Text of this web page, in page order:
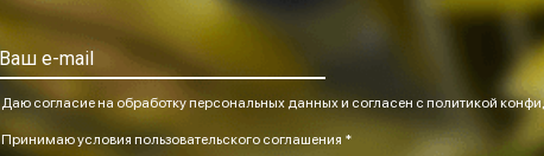
Даю согласие на обработку персональных данных и согласен с политикой
Принимаюусловия пользовательского соглашения *